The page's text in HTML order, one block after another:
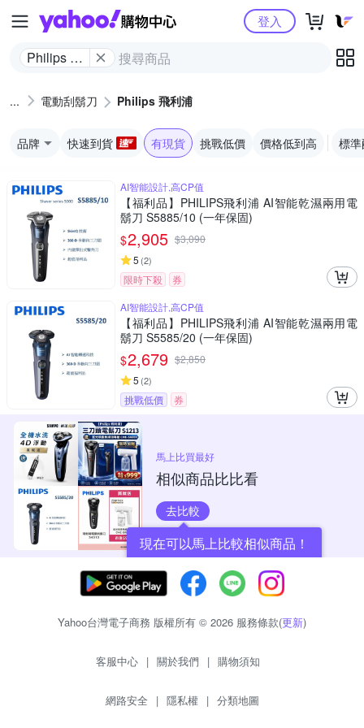
Yahoo購物中心
Philips 飛
登入
電動刮鬍刀 Philips 飛利浦
品牌 快速到貨 有現貨 挑戰低價 價格低到高 標
AI智能設計,高CP值
【福利品】PHILIPS飛利浦 AI智能乾濕兩用電
鬍刀 S5885/10 (一年保固)
$2,905 $3,090
5 (2)
限時下殺
券
AI智能設計,高CP值
【福利品】PHILIPS飛利浦 AI智能乾濕兩用電
鬍刀 S5585/20 (一年保固)
$2,679 $2,850
5 (2)
挑戰低價 券
馬上比買最好
相似商品比比看
去比較
現在可以馬上比較相似商品！
Yahoo台灣電子商務 版權所有 © 2026 服務條款(更新)
客服中心 | 關於我們 | 購物須知
網路安全 | 隱私權 | 分類地圖